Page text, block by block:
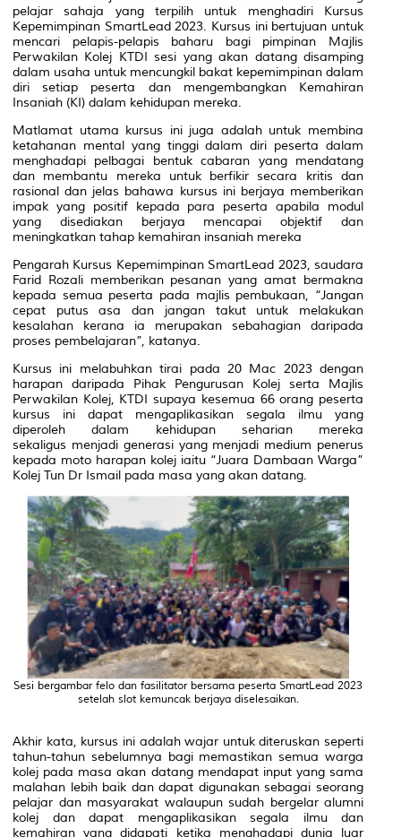
pelajar sahaja yang terpilih untuk menghadiri Kursus
Kepemimpinan SmartLead2023. Kursus ini bertujuan untuk
mencari pelapis-pelapis baharu bagi pimpinan Majlis
Perwakilan Kolej KTDI sesi yang akan datang disamping
dalam usaha untuk mencungkil bakat kepemimpinan dalam
diri setiap peserta dan mengembangkan Kemahiran
Insaniah (KI) dalam kehidupan mereka.
Matlamat utama kursus ini juga adalah untuk membina
ketahanan mental yang tinggi dalam diri peserta dalam
menghadapi pelbagai bentuk cabaran yang mendatang
dan membantu mereka untuk berfikir secara kritis dan
rasional dan jelas bahawa kursus ini berjaya memberikan
impak yang positif kepada para peserta apabila modul
yang disediakan berjaya mencapai objektif dan
meningkatkan tahap kemahiran insaniah mereka
Pengarah Kursus Kepemimpinan SmartLead 2023, saudara
Farid Rozali memberikan pesanan yang amat bermakna
kepada semua peserta pada majlis pembukaan, “Jangan
cepat putus asa dan jangan takut untuk melakukan
kesalahan kerana ia merupakan sebahagian daripada
proses pembelajaran”, katanya.
Kursus ini melabuhkan tirai pada 20 Mac 2023 dengan
harapan daripada Pihak Pengurusan Kolej serta Majlis
Perwakilan Kolej, KTDI supaya kesemua 66 orang peserta
kursus ini dapat mengaplikasikan segala ilmu yang
diperoleh dalam kehidupan seharian mereka
sekaligus menjadi generasi yang menjadi medium penerus
kepada moto harapan kolej iaitu “Juara Dambaan Warga”
Kolej Tun Dr Ismail pada masa yang akan datang.
Sesi bergambar felo dan fasilitator bersama peserta SmartLead 2023
setelah slot kemuncak berjaya diselesaikan.
Akhir kata, kursus ini adalah wajar untuk diteruskan seperti
tahun-tahun sebelumnya bagi memastikan semua warga
kolej pada masa akan datang mendapat input yang sama
malahan lebih baik dan dapat digunakan sebagai seorang
pelajar dan masyarakat walaupun sudah bergelar alumni
kolej dan dapat mengaplikasikan segala ilmu dan
kemahiran yang didapati ketika menghadapi dunia luar